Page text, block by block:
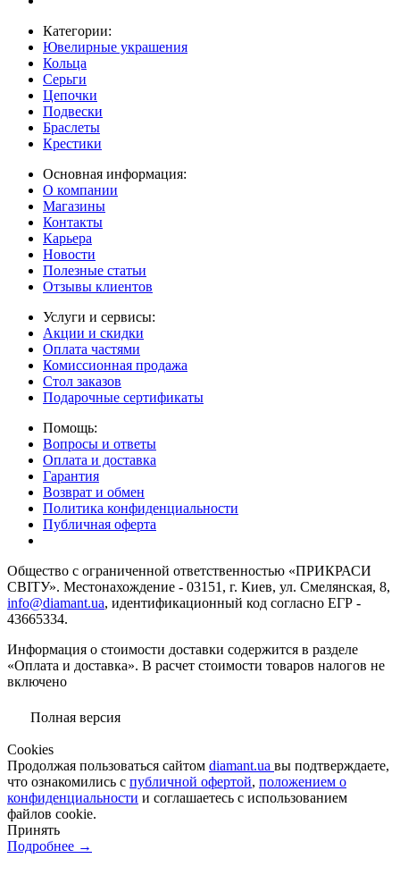
Категории:
Ювелирные украшения
Кольца
Серьги
Цепочки
Подвески
Браслеты
Крестики
Основная информация:
О компании
Магазины
Контакты
Карьера
Новости
Полезные статьи
Отзывы клиентов
Услуги и сервисы:
Акции и скидки
Оплата частями
Комиссионная продажа
Стол заказов
Подарочные сертификаты
Помощь:
Вопросы и ответы
Оплата и доставка
Гарантия
Возврат и обмен
Политика конфиденциальности
Публичная оферта
Общество с ограниченной ответственностью «ПРИКРАСИ
СВІТУ». Местонахождение - 03151, г. Киев, ул. Смелянская, 8,
info@diamant.ua, идентификационный код согласно ЕГР -
43665334.
Информация о стоимости доставки содержится в разделе
«Оплата и доставка». В расчет стоимости товаров налогов не
включено
Полная версия
Сookies
Продолжая пользоваться сайтом diamant.ua вы подтверждаете,
что ознакомились с публичной офертой, положением о
конфиденциальности и соглашаетесь с использованием
файлов cookie.
Принять
Подробнее →